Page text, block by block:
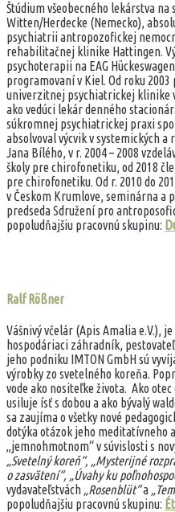
Štúdium všeobecného lekárstva
Witten/Herdecke (Nemecko),
psychiatrii antropozofickej
rehabilitačnej klinike Hattingen.
psychoterapii na EAG
programovaní v Kiel. Od roku
univerzitnej psychiatrickej klinike
ako vedúci lekár denného
súkromnej psychiatrickej praxi
absolvoval výcvik v systemických
Jana Bílého, v r. 2004 – 2008
školy pre chirofonetiku, od 2018
pre chirofonetiku. Od r. 2010 do
v Českom Krumlove, seminárna a
predseda Sdružení pro
popoludňajšiu pracovnú skupinu:
Ralf Rößner
Vášnivý včelár (Apis Amalia e.V.),
hospodáriaci záhradník,
jeho podniku IMTON GmbH sú
výrobky zo svetelného koreňa.
vode ako nositeľke života. Ako otec
usiluje ísť s dobou a ako bývalý
sa zaujíma o všetky nové
dotýka otázok jeho meditatívneho
„jemnohmotnom“ v súvislosti s
„Svetelný koreň“, „Mysterijné
o zasvätení“, „Úvahy ku
vydavateľstvách „Rosenblüt“a
popoludňajšiu pracovnú skupinu: